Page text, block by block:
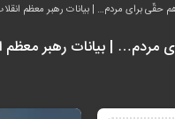
حقّی برای مردم… | بیانات رهبر معظم
| بیانات رهبر معظم